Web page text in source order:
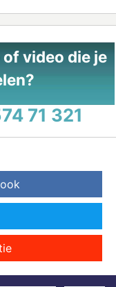
video die je
71 321